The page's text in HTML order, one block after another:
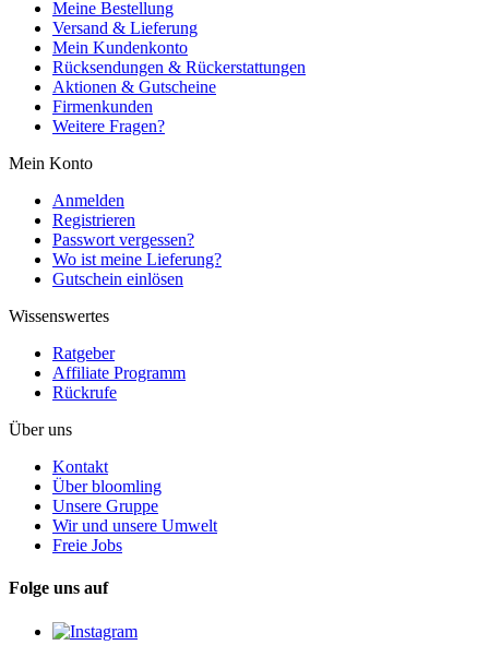
Meine Bestellung
Versand & Lieferung
Mein Kundenkonto
Rücksendungen & Rückerstattungen
Aktionen & Gutscheine
Firmenkunden
Weitere Fragen?
Mein Konto
Anmelden
Registrieren
Passwort vergessen?
Wo ist meine Lieferung?
Gutschein einlösen
Wissenswertes
Ratgeber
Affiliate Programm
Rückrufe
Über uns
Kontakt
Über bloomling
Unsere Gruppe
Wir und unsere Umwelt
Freie Jobs
Folge uns auf